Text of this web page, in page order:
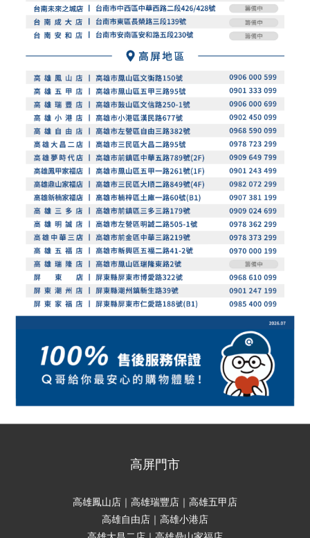
高屏門市
高雄鳳山店｜高雄瑞豐店｜高雄五甲店
高雄自由店｜高雄小港店